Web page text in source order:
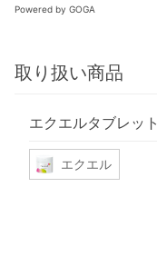
Powered by GOGA
取り扱い商品
エクエルタブレット
エクエル